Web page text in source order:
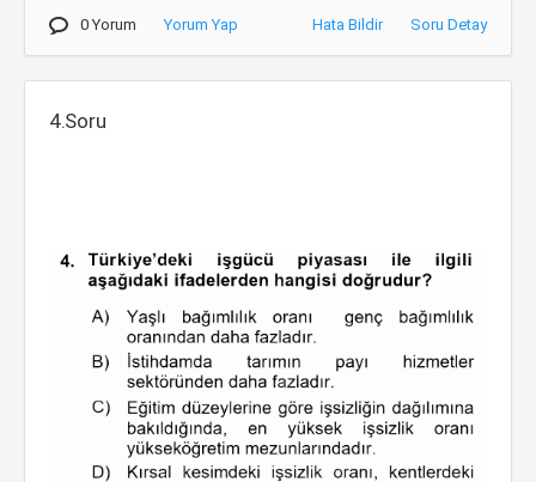
0 Yorum Yorum Yap Hata Bildir Soru Detay
4.Soru